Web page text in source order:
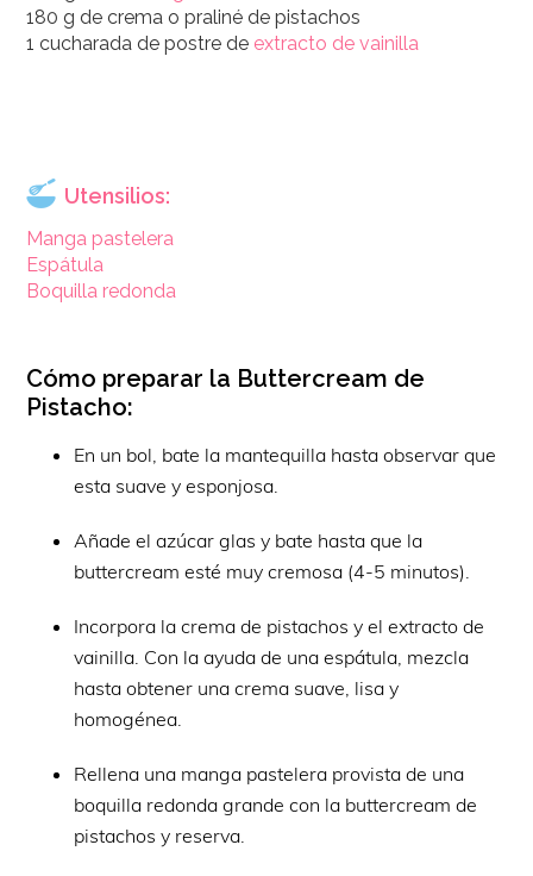
180 g de crema o praliné de pistachos
1 cucharada de postre de extracto de vainilla
Utensilios:
Manga pastelera
Espátula
Boquilla redonda
Cómo preparar la Buttercream de
Pistacho:
En un bol, bate la mantequilla hasta observar que
esta suave y esponjosa.
Añade el azúcar glas y bate hasta que la
buttercream esté muy cremosa (4-5 minutos).
Incorpora la crema de pistachos y el extracto de
vainilla. Con la ayuda de una espátula, mezcla
hasta obtener una crema suave, lisa y
homogénea.
Rellena una manga pastelera provista de una
boquilla redonda grande con la buttercream de
pistachos y reserva.